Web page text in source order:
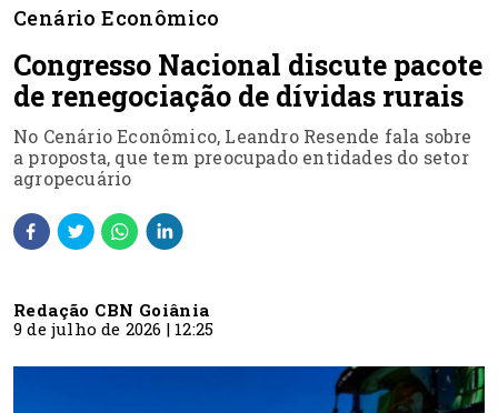
Cenário Econômico
Congresso Nacional discute pacote
de renegociação de dívidas rurais
No Cenário Econômico, Leandro Resende fala sobre
a proposta, que tem preocupado entidades do setor
agropecuário
Redação CBN Goiânia
9 de julho de 2026 | 12:25